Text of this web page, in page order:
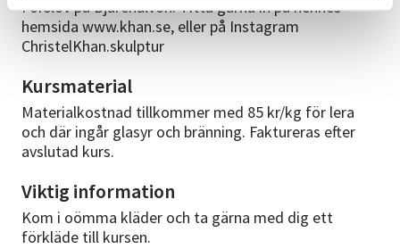
Förslöv på Bjärehalvön. Titta gärna in på hennes
hemsida www.khan.se, eller på Instagram
ChristelKhan.skulptur
Kursmaterial
Materialkostnad tillkommer med 85 kr/kg för lera
och där ingår glasyr och bränning. Faktureras efter
avslutad kurs.
Viktig information
Kom i oömma kläder och ta gärna med dig ett
förkläde till kursen.